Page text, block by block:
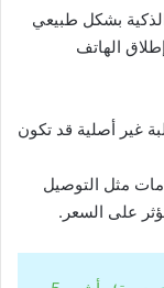
بشكل طبيعي
الهاتف
غير أصلية قد تكون
مثل التوصيل
على السعر.